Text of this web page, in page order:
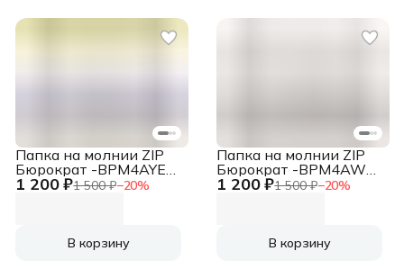
1 200 ₽1 500 ₽−20%
Папка на молнии ZIP
Бюрократ -BPM4AYEL
A4+ полипропилен
В корзину
1 200 ₽1 500 ₽−20%
Папка на молнии ZIP
Бюрократ -BPM4AWT
A4+ полипропилен
В корзину